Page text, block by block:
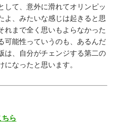
して、意外に滑れてオリンピッ
よ、みたいな感じは起きると思
れまで全く思いもよらなかった
可能性っていうのも、あるんだ
は、自分がチェンジする第二の
になったと思います。
ちら